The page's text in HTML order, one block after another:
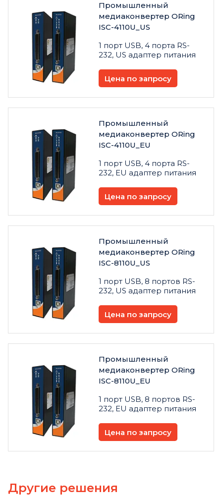
Промышленный
медиаконвертер ORing
ISC-4110U_US
1 порт USB, 4 порта RS-
232, US адаптер питания
Цена по запросу
Промышленный
медиаконвертер ORing
ISC-4110U_EU
1 порт USB, 4 порта RS-
232, EU адаптер питания
Цена по запросу
Промышленный
медиаконвертер ORing
ISC-8110U_US
1 порт USB, 8 портов RS-
232, US адаптер питания
Цена по запросу
Промышленный
медиаконвертер ORing
ISC-8110U_EU
1 порт USB, 8 портов RS-
232, EU адаптер питания
Цена по запросу
Другие решения